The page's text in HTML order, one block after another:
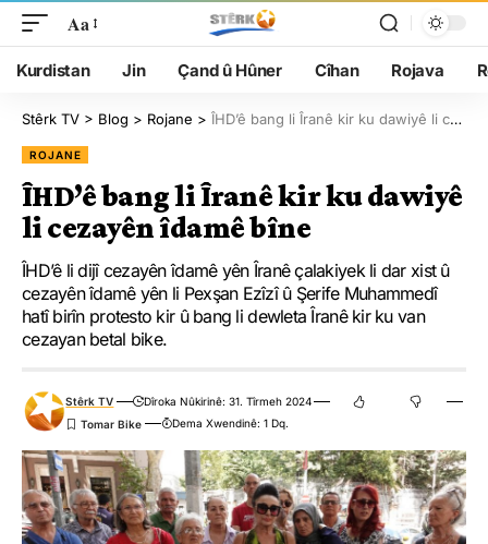
Aa
Kurdistan Jin Çand û Hûner Cîhan Rojava
Stêrk TV > Blog > Rojane > ÎHD’ê bang li Îranê kir ku dawiyê li cezayên îdamê bîne
ROJANE
ÎHD’ê bang li Îranê kir ku dawiyê
li cezayên îdamê bîne
ÎHD’ê li dijî cezayên îdamê yên Îranê çalakiyek li dar xist û
cezayên îdamê yên li Pexşan Ezîzî û Şerife Muhammedî
hatî birîn protesto kir û bang li dewleta Îranê kir ku van
cezayan betal bike.
Stêrk TV
Dîroka Nûkirinê: 31. Tîrmeh 2024
Dema Xwendinê: 1 Dq.